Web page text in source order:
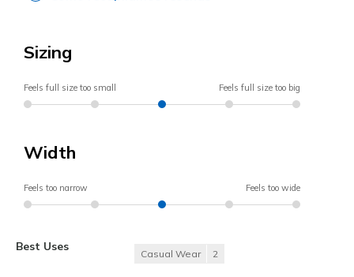
Sizing
Feels full size too small Feels full size too big
Width
Feels too narrow Feels too wide
Best Uses
Casual Wear 2